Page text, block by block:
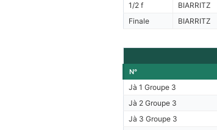
1/2 f BIARRITZ
Finale
BIARRITZ
N°
Jà 1 Groupe 3
Jà 2 Groupe 3
Jà 3 Groupe 3